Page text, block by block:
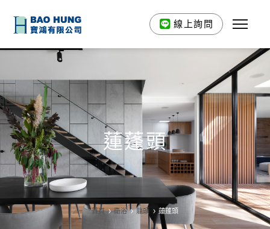
線上詢問
蓮蓬頭
首頁 衛浴 龍頭 蓮蓬頭